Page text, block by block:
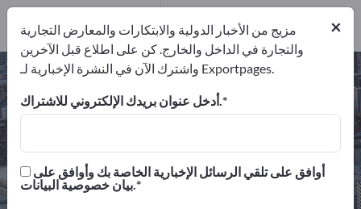
تصميم منتجات – اعثر على الشركات
المصنعة والموردين
من مقدمي الخدمات
من المصنعين14
من مقدمي الخدمات
1
×
مزيج من الأخبار الدولية والابتكارات والمعارض التجارية
والتجارة في الداخل والخارج. كن على اطلاع قبل الآخرين
واشترك الآن في النشرة الإخبارية لـ Exportpages.
أدخل عنوان بريدك الإلكتروني للاشتراك.
بيان خصوصية البيانات.